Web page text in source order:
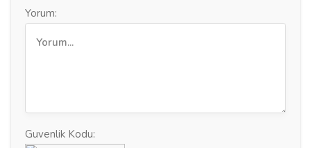
Yorum:
Guvenlik Kodu: